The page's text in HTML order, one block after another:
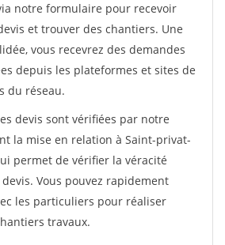
notre formulaire pour recevoir
et trouver des chantiers. Une
vous recevrez des demandes
depuis les plateformes et sites de
du réseau.
devis sont vérifiées par notre
la mise en relation à Saint-privat-
permet de vérifier la véracité
Vous pouvez rapidement
les particuliers pour réaliser
travaux.